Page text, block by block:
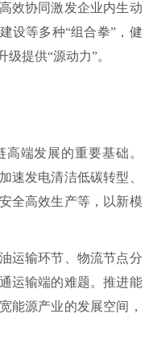
效协同激发企业内生动
设等多种“组合拳”，健
提供“源动力”。
端发展的重要基础。
速发电清洁低碳转型、
全高效生产等，以新模
输环节、物流节点分
运输端的难题。推进能
能源产业的发展空间，